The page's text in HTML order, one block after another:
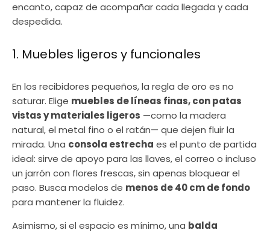
encanto, capaz de acompañar cada llegada y cada
despedida.
1. Muebles ligeros y funcionales
En los recibidores pequeños, la regla de oro es no
saturar. Elige muebles de líneas finas, con patas
vistas y materiales ligeros —como la madera
natural, el metal fino o el ratán— que dejen fluir la
mirada. Una consola estrecha es el punto de partida
ideal: sirve de apoyo para las llaves, el correo o incluso
un jarrón con flores frescas, sin apenas bloquear el
paso. Busca modelos de menos de 40 cm de fondo
para mantener la fluidez.
Asimismo, si el espacio es mínimo, una balda